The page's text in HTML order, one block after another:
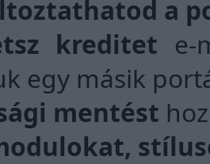
a
kreditet e-
egy másik
mentést